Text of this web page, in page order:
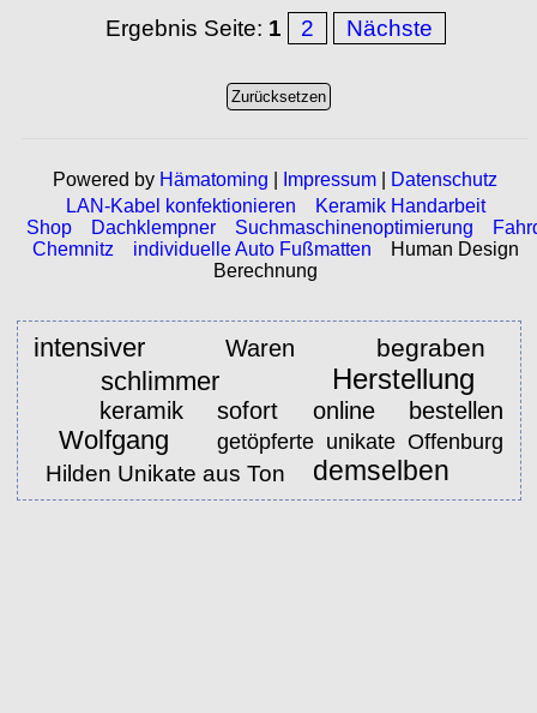
Ergebnis Seite: 1 2 Nächste
Powered by Hämatoming Impressum
Datenschutz
LAN-Kabel konfektionieren
Keramik Handarbeit
Shop
Dachklempner Suchmaschinenoptimierung
Chemnitz
individuelle Auto Fußmatten
Human Design
Berechnung
intensiver Waren begraben
schlimmer Herstellung
keramik sofort online bestellen
Wolfgang getöpferte unikate Offenburg
Hilden Unikate aus Ton demselben